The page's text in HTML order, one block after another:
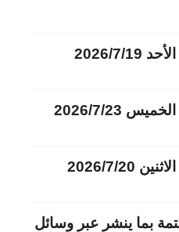
7/19
2026/7/23
2026/7/20
بما ينشر عبر وسائل